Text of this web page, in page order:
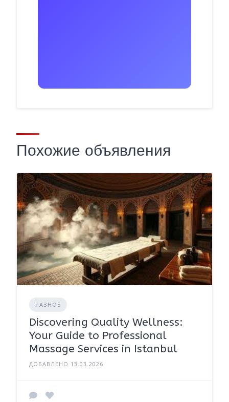
Похожие объявления
РАЗНОЕ
Discovering Quality Wellness:
Your Guide to Professional
Massage Services in Istanbul
ДОБАВЛЕНО 13.03.2026